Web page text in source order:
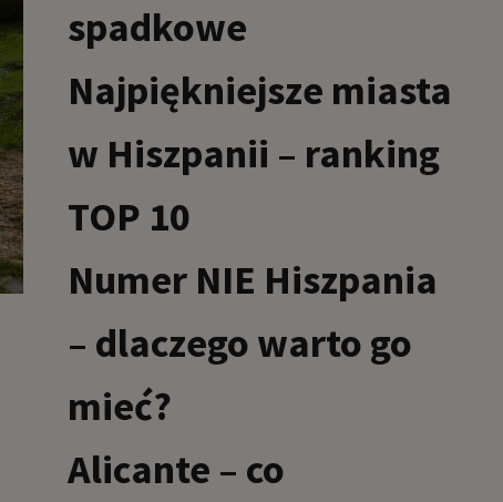
spadkowe
Najpiękniejsze miasta
w Hiszpanii – ranking
TOP 10
Numer NIE Hiszpania
– dlaczego warto go
mieć?
Alicante – co